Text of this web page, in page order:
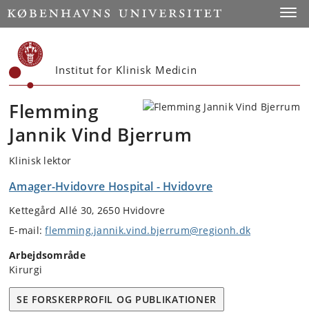
Start
Institut for Klinisk Medicin
Flemming
Jannik Vind Bjerrum
Klinisk lektor
Amager-Hvidovre Hospital - Hvidovre
Kettegård Allé 30, 2650 Hvidovre
E-mail:flemming.jannik.vind.bjerrum@regionh.dk
Arbejdsområde
Kirurgi
SE FORSKERPROFIL OG PUBLIKATIONER